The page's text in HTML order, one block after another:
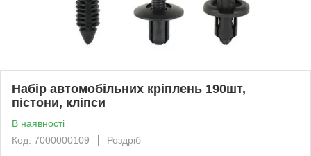
Набір автомобільних кріплень 190шт,
пістони, кліпси
В наявності
Код: 7000000109
Роздріб